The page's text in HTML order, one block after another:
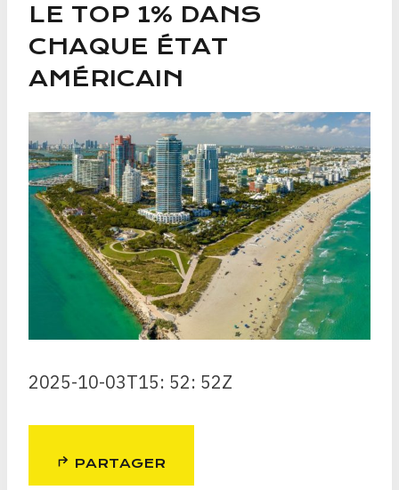
LE TOP 1% DANS
CHAQUE ÉTAT
AMÉRICAIN
2025-10-03T15: 52: 52Z
PARTAGER